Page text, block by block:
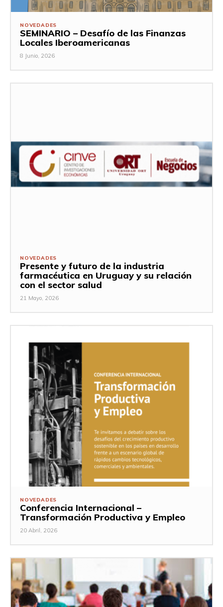
NOVEDADES
SEMINARIO – Desafío de las Finanzas
Locales Iberoamericanas
8 Junio, 2026
NOVEDADES
Presente y futuro de la industria
farmacéutica en Uruguay y su relación
con el sector salud
21 Mayo, 2026
NOVEDADES
Conferencia Internacional –
Transformación Productiva y Empleo
20 Abril, 2026